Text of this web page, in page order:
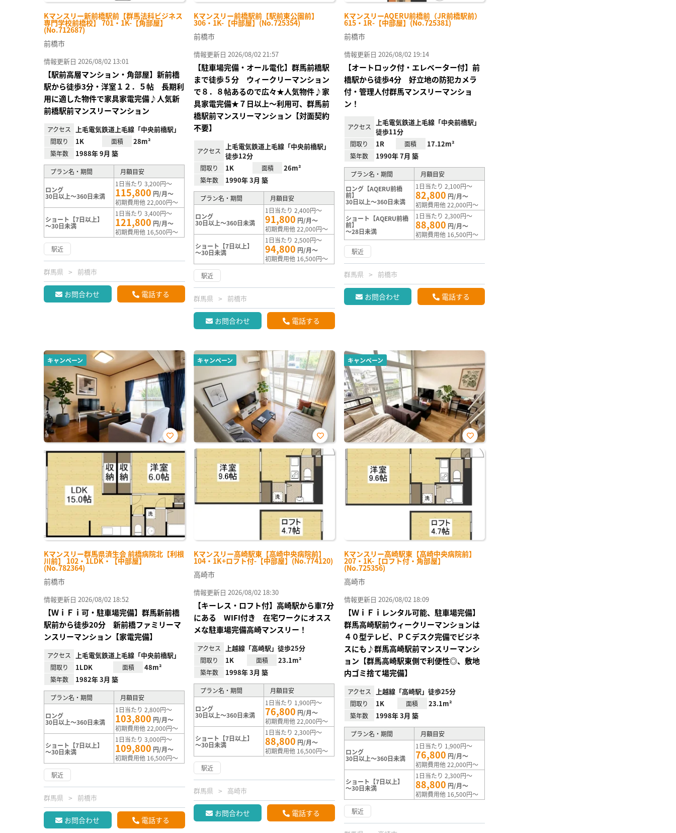
Kマンスリー新前橋駅前【群馬法科ビジネス
専門学校前橋校】 701・1K-【角部屋】
(No.712687)
前橋市
情報更新日 2026/08/02 13:01
【駅前高層マンション・角部屋】新前橋
駅から徒歩3分・洋室１２．５帖 長期利
用に適した物件で家具家電完備♪人気新
前橋駅前マンスリーマンション
アクセス 上毛電気鉄道上毛線「中央前橋駅」
間取り 1K 面積 28m²
築年数 1988年 9月 築
プラン名・期間 月額目安
ロング
30日以上～360日未満
1日当たり 3,200円～
115,800 円/月～
初期費用他 22,000円～
ショート【7日以上】
～30日未満
1日当たり 3,400円～
121,800 円/月～
初期費用他 16,500円～
駅近
群馬県 前橋市
お問合わせ 電話する
Kマンスリー前橋駅前【駅前東公園前】
306・1K-【中部屋】(No.725354)
前橋市
情報更新日 2026/08/02 21:57
【駐車場完備・オール電化】群馬前橋駅
まで徒歩５分 ウィークリーマンション
で８．８帖あるので広々★人気物件♪家
具家電完備★７日以上～利用可、群馬前
橋駅前マンスリーマンション【対面契約
不要】
アクセス
上毛電気鉄道上毛線「中央前橋駅」
徒歩12分
間取り 1K 面積 26m²
築年数 1990年 3月 築
プラン名・期間 月額目安
ロング
30日以上～360日未満
1日当たり 2,400円～
91,800 円/月～
初期費用他 22,000円～
ショート【7日以上】
～30日未満
1日当たり 2,500円～
94,800 円/月～
初期費用他 16,500円～
駅近
群馬県 前橋市
お問合わせ 電話する
KマンスリーAQERU前橋前（JR前橋駅前）
615・1R-【中部屋】(No.725381)
前橋市
情報更新日 2026/08/02 19:14
【オートロック付・エレベーター付】前
橋駅から徒歩4分 好立地の防犯カメラ
付・管理人付群馬マンスリーマンショ
ン！
アクセス
上毛電気鉄道上毛線「中央前橋駅」
徒歩11分
間取り 1R 面積 17.12m²
築年数 1990年 7月 築
プラン名・期間
月額目安
ロング【AQERU前橋
前】
30日以上～360日未満
1日当たり 2,100円～
82,800 円/月～
初期費用他 22,000円～
ショート【AQERU前橋
前】
～28日未満
1日当たり 2,300円～
88,800 円/月～
初期費用他 16,500円～
駅近
群馬県 前橋市
お問合わせ 電話する
キャンペーン
Kマンスリー群馬県済生会 前橋病院北【利根
川前】 102・1LDK・【中部屋】
(No.782364)
お気
に入
り登
録
前橋市
情報更新日 2026/08/02 18:52
【ＷｉＦｉ可・駐車場完備】群馬新前橋
駅前から徒歩20分 新前橋ファミリーマ
ンスリーマンション【家電完備】
アクセス 上毛電気鉄道上毛線「中央前橋駅」
間取り 1LDK 面積 48m²
築年数 1982年 3月 築
プラン名・期間 月額目安
ロング
30日以上～360日未満
1日当たり 2,800円～
103,800 円/月～
初期費用他 22,000円～
ショート【7日以上】
～30日未満
1日当たり 3,000円～
109,800 円/月～
初期費用他 16,500円～
駅近
群馬県 前橋市
お問合わせ 電話する
キャンペーン
Kマンスリー高崎駅東【高崎中央病院前】
104・1K+ロフト付-【中部屋】(No.774120)
お気
に入
録
高崎市
情報更新日 2026/08/02 18:30
【キーレス・ロフト付】高崎駅から車7分
にある WIFI付き 在宅ワークにオスス
メな駐車場完備高崎マンスリー！
アクセス 上越線「高崎駅」徒歩25分
間取り 1K 面積 23.1m²
築年数 1998年 3月 築
プラン名・期間 月額目安
ロング
30日以上～360日未満
1日当たり 1,900円～
76,800 円/月～
初期費用他 22,000円～
ショート【7日以上】
～30日未満
1日当たり 2,300円～
88,800 円/月～
初期費用他 16,500円～
駅近
群馬県 高崎市
お問合わせ 電話する
キャンペーン
Kマンスリー高崎駅東【高崎中央病院前】
207・1K-【ロフト付・角部屋】
(No.725356)
お気
に入
り登
録
高崎市
情報更新日 2026/08/02 18:09
【ＷｉＦｉレンタル可能、駐車場完備】
群馬高崎駅前ウィークリーマンションは
４０型テレビ、ＰＣデスク完備でビジネ
スにも♪群馬高崎駅前マンスリーマンシ
ョン【群馬高崎駅東側で利便性◎、敷地
内ゴミ捨て場完備】
アクセス 上越線「高崎駅」徒歩25分
間取り 1K 面積 23.1m²
築年数 1998年 3月 築
プラン名・期間 月額目安
ロング
30日以上～360日未満
1日当たり 1,900円～
76,800 円/月～
初期費用他 22,000円～
ショート【7日以上】
～30日未満
1日当たり 2,300円～
88,800 円/月～
初期費用他 16,500円～
駅近